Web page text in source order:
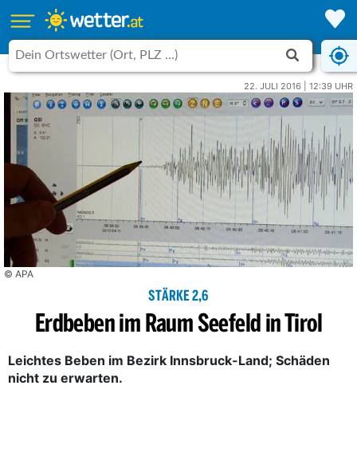
22. JULI 2016 | 12:39 UHR
© APA
STÄRKE 2,6
Erdbeben im Raum Seefeld in Tirol
Leichtes Beben im Bezirk Innsbruck-Land; Schäden
nicht zu erwarten.